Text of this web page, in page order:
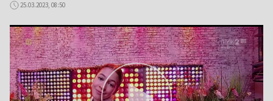
25.03.2023, 08:50